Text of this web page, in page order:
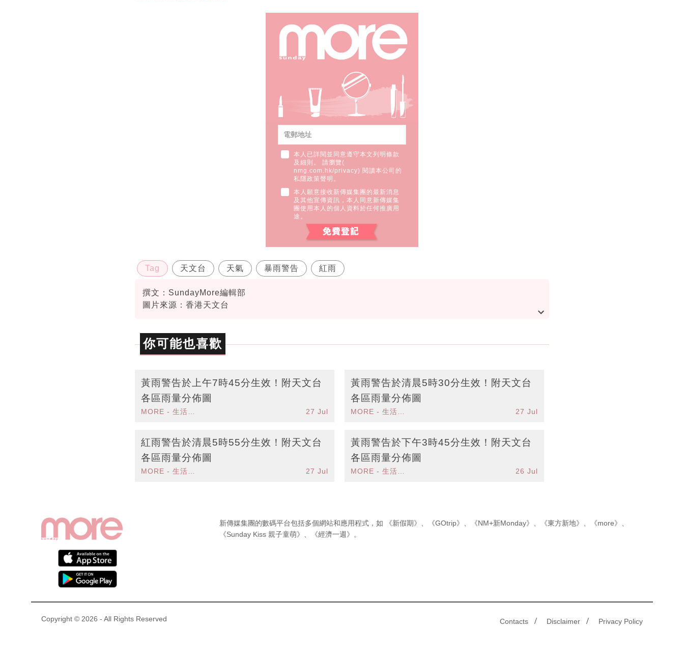
本人已詳閱並同意遵守本文列明條款
及細則。 請瀏覽(
nmg.com.hk/privacy) 閱讀本公司的
私隱政策聲明。
本人願意接收新傳媒集團的最新消息
及其他宣傳資訊，本人同意新傳媒集
團使用本人的個人資料於任何推廣用
途。
Tag 天文台 天氣 暴雨警告 紅雨
撰文：SundayMore編輯部
圖片來源：香港天文台
你可能也喜歡
黃雨警告於上午7時45分生效！附天文台
各區雨量分佈圖
27 Jul
黃雨警告於清晨5時30分生效！附天文台
各區雨量分佈圖
27 Jul
紅雨警告於清晨5時55分生效！附天文台
各區雨量分佈圖
MORE - 生活品味 27 Jul
黃雨警告於下午3時45分生效！附天文台
各區雨量分佈圖
MORE - 生活品味 26 Jul
新傳媒集團的數碼平台包括多個網站和應用程式，如 《新假期》 、 《GOtrip》 、 《NM+新Monday》 、 《東方新地》 、 《more》 、
《Sunday Kiss 親子童萌》 、 《經濟一週》 。
Contacts / Disclaimer / Privacy Policy
Copyright © 2026 - All Rights Reserved